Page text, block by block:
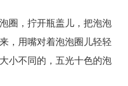
圈，拧开瓶盖儿，把泡泡
，用嘴对着泡泡圈儿轻轻
小不同的，五光十色的泡